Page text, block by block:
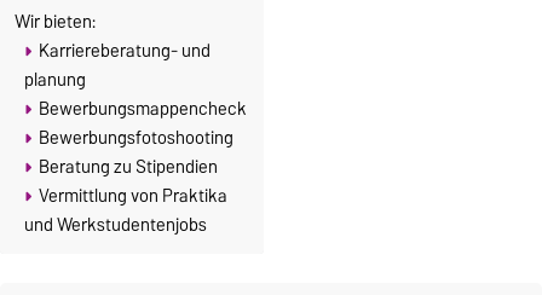
Wir bieten:
Karriereberatung- und
planung
Bewerbungsmappencheck
Bewerbungsfotoshooting
Beratung zu Stipendien
Vermittlung von Praktika
und Werkstudentenjobs